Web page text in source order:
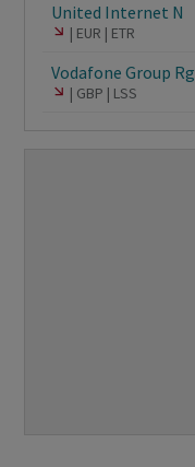
United Internet N
EUR ETR
Vodafone Group Rg
GBP LSS